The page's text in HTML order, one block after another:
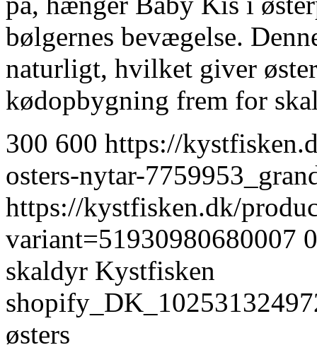
bølgernes bevægelse.
naturligt, hvilket giver
kødopbygning frem for
300 600 https://
osters-nytar-
https://kystfisken.dk/
variant=51930980680007 0
skaldyr Kystfisken
østers